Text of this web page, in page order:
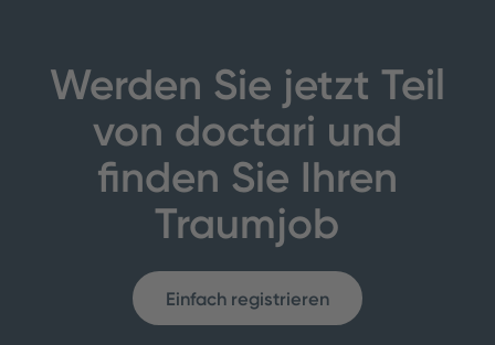
Werden Sie jetzt Teil
von doctari und
finden Sie Ihren
Traumjob
Einfach registrieren